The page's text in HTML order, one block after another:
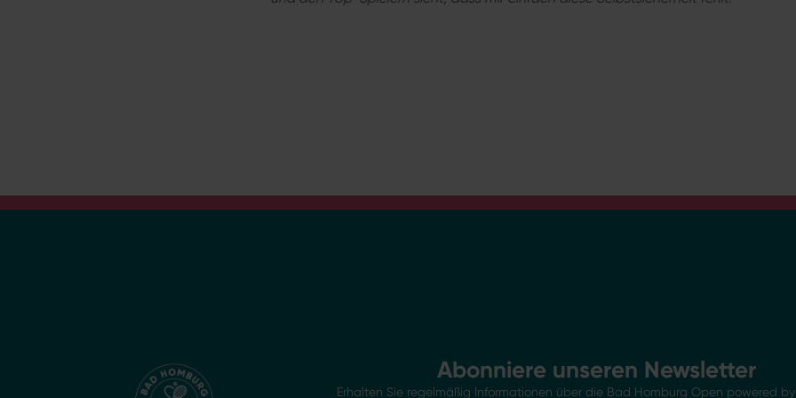
Abonniere unseren Newsletter
Erhalten Sie regelmäßig Informationen über die Bad Homburg Open powered